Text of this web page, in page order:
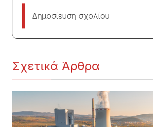
Δημοσίευση σχολίου
Σχετικά Άρθρα